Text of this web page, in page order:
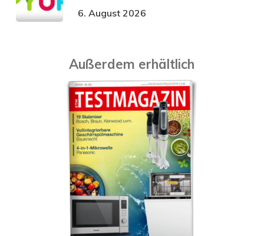
6. August 2026
Außerdem erhältlich